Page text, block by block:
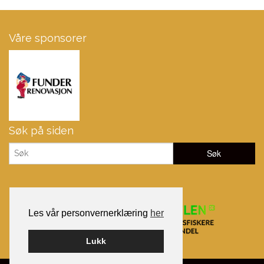
Les vår personvernerklæring her
Lukk
Våre sponsorer
Søk på siden